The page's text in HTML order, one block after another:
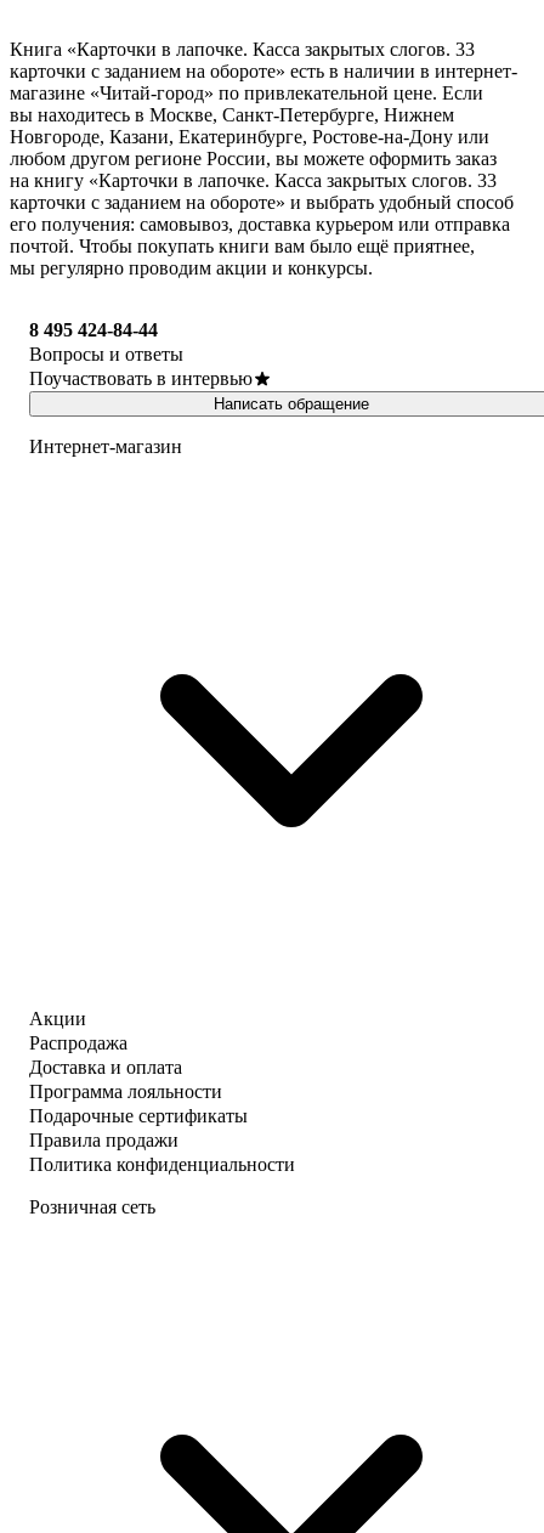
Книга «Карточки в лапочке. Касса закрытых слогов. 33
карточки с заданием на обороте» есть в наличии в интернет-
магазине «Читай-город» по привлекательной цене. Если
вы находитесь в Москве, Санкт-Петербурге, Нижнем
Новгороде, Казани, Екатеринбурге, Ростове-на-Дону или
любом другом регионе России, вы можете оформить заказ
на книгу «Карточки в лапочке. Касса закрытых слогов. 33
карточки с заданием на обороте» и выбрать удобный способ
его получения: самовывоз, доставка курьером или отправка
почтой. Чтобы покупать книги вам было ещё приятнее,
мы регулярно проводим акции и конкурсы.
8 495 424-84-44
Вопросы и ответы
Поучаствовать в интервью
Написать обращение
Интернет-магазин
Акции
Распродажа
Доставка и оплата
Программа лояльности
Подарочные сертификаты
Правила продажи
Политика конфиденциальности
Розничная сеть